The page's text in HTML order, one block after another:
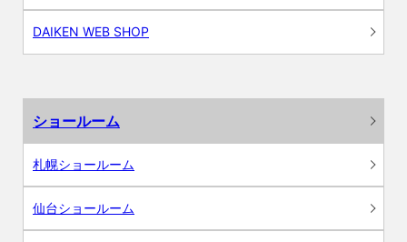
DAIKEN WEB SHOP
ショールーム
札幌ショールーム
仙台ショールーム